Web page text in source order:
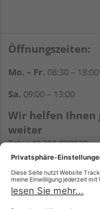
Öffnungszeiten:
Mo. – Fr. 08:30 – 18:00
Sa. 09:00 – 13:00
Wir helfen Ihnen
weiter
Tel.:+49 201 898020
E-Mail: